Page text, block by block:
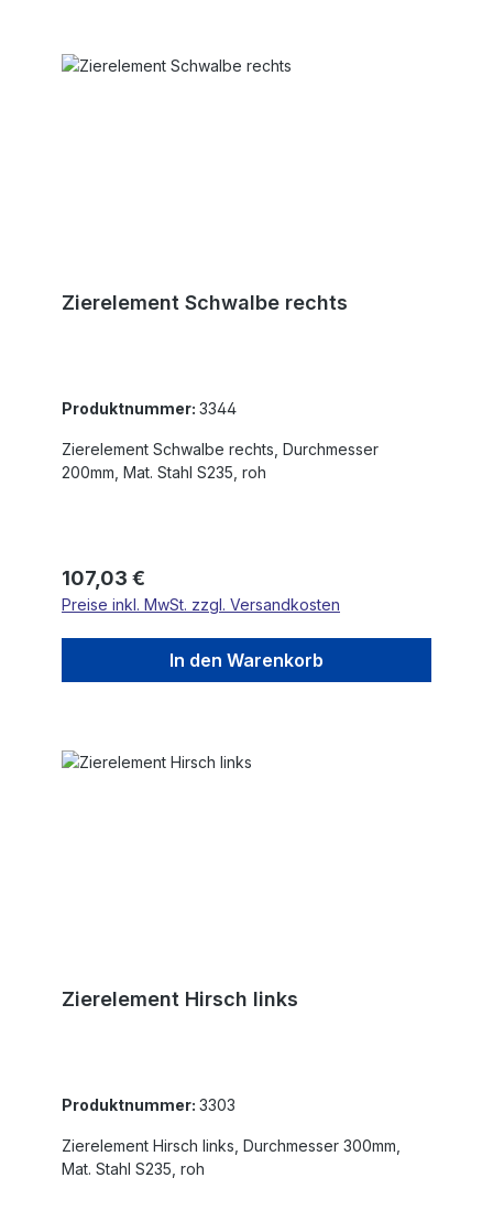
Zierelement Schwalbe rechts
Produktnummer: 3344
Zierelement Schwalbe rechts, Durchmesser
200mm, Mat. Stahl S235, roh
Regulärer Preis:
107,03 €
Preise inkl. MwSt. zzgl. Versandkosten
In den Warenkorb
Zierelement Hirsch links
Produktnummer: 3303
Zierelement Hirsch links, Durchmesser 300mm,
Mat. Stahl S235, roh